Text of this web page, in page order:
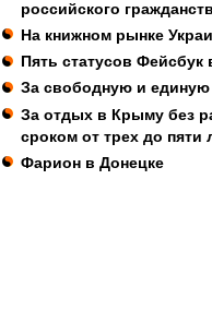
российского
На книжном рынке
Пять статусов Фейсбук
За свободную и единую
За отдых в Крыму без
сроком от трех до пяти
Фарион в Донецке